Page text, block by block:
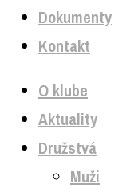
Dokumenty
Kontakt
O klube
Aktuality
Družstvá
Muži